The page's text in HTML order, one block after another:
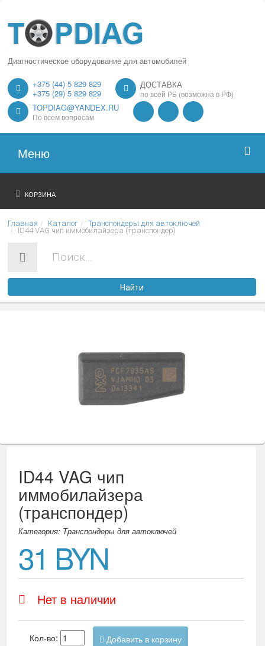
Диагностическое оборудование для автомобилей
+375 (44) 5 829 829
+375 (29) 5 829 829
ДОСТАВКА
по всей РБ (возможна в РФ)
TOPDIAG@YANDEX.RU
По всем вопросам
Меню
Главная
О нас
Оплата
КОРЗИНА
Главная Каталог
Транспондеры для автоключей
ID44 VAG чип иммобилайзера (транспондер)
Найти
ID44 VAG чип
иммобилайзера
(транспондер)
Категория: Транспондеры для автоключей
31 BYN
Нет в наличии
Кол-во: Добавить в корзину